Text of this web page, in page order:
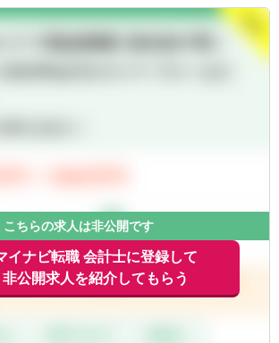
せていただきます。
■短期調査
■経営管理体制や業務プロセスの整備支援
■株式上場のための会計制度の構築、導入支
■株式公開に係る会計、税制、関係法令及び
こちらの求人は非公開です
イナビ転職 会計士に登録して
非公開求人を紹介してもらう